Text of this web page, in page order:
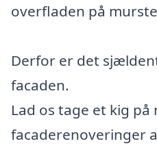
overfladen på
Derfor er det
facaden.
Lad os tage et kig på
facaderenoveringer